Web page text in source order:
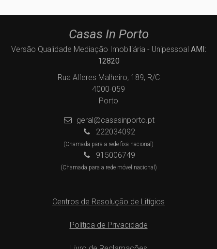
Casas In Porto
Versão Qualidade Mediação Imobiliária - Unipessoal AMI:
12820
Rua Alferes Malheiro, 189, R/C
4000-059
Porto
geral@casasinporto.pt
222034092
(Chamada para a rede fixa nacional)
915006749
(Chamada para a rede móvel nacional)
Centros de Resolução de Litígios
Política de Privacidade